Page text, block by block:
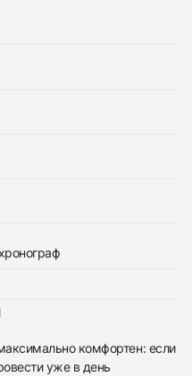
комфортен: если
уже в день
T-OXY IV Chronograph